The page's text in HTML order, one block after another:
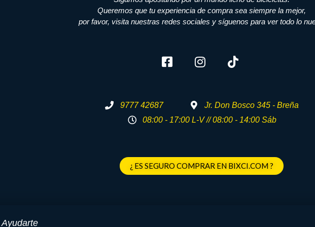
Queremos que tu experiencia de compra sea siempre la mejor,
por favor, visita nuestras redes sociales y síguenos para ver todo lo
9777 42687
Jr. Don Bosco 345 - Breña
08:00 - 17:00 L-V // 08:00 - 14:00 Sáb
¿ ES SEGURO COMPRAR EN BIXCI.COM ?